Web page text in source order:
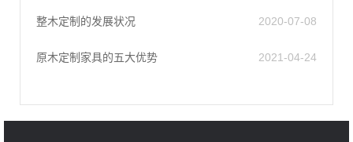
整木定制的发展状况 2020-07-08
原木定制家具的五大优势 2021-04-24